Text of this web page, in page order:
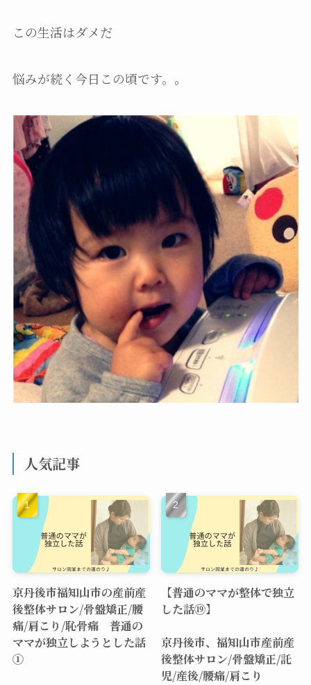
この生活はダメだ
悩みが続く今日この頃です。。
人気記事
京丹後市福知山市の産前産
後整体サロン/骨盤矯正/腰
痛/肩こり/恥骨痛 普通の
ママが独立しようとした話
①
【普通のママが整体で独立
した話⑲】
京丹後市、福知山市産前産
後整体サロン/骨盤矯正/託
児/産後/腰痛/肩こり